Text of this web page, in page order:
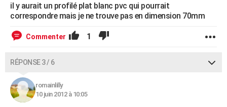
il y aurait un profilé plat blanc pvc qui pourrait
correspondre mais je ne trouve pas en dimension 70mm
Commenter 1
RÉPONSE 3 / 6
romainlilly
10 juin 2012 à 10:05